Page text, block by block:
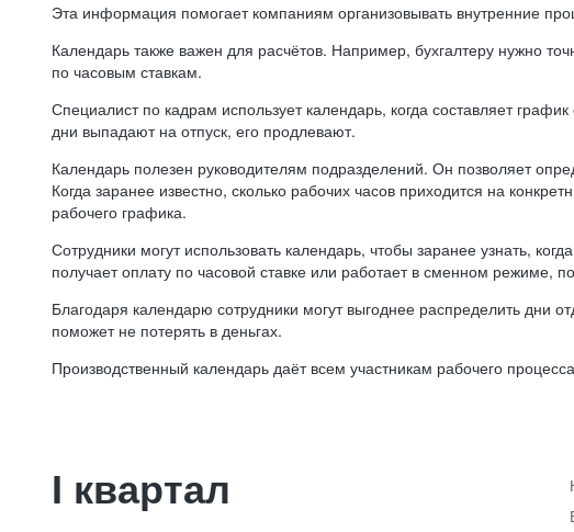
Эта информация помогает компаниям организовывать внутренние
Календарь также важен для расчётов. Например, бухгалтеру нужно
по часовым ставкам.
Специалист по кадрам использует календарь, когда составляет
дни выпадают на отпуск, его продлевают.
Календарь полезен руководителям подразделений. Он позволяет
Когда заранее известно, сколько рабочих часов приходится на
рабочего графика.
Сотрудники могут использовать календарь, чтобы заранее узнать,
получает оплату по часовой ставке или работает в сменном режиме,
Благодаря календарю сотрудники могут выгоднее распределить
поможет не потерять в деньгах.
Производственный календарь даёт всем участникам рабочего
I квартал